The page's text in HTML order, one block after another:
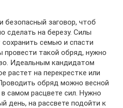
заговор, чтоб
сделать на березу. Силы
семью и спасти
такой обряд, нужно
Идеальным кандидатом
растет на перекрестке или
обряд можно весной
самом расцвете сил. Нужно
день, на рассвете подойти к